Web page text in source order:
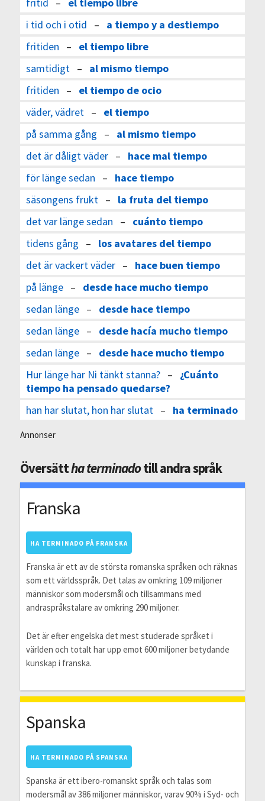
i tid och i otid – a tiempo y a destiempo
fritiden – el tiempo libre
samtidigt – al mismo tiempo
fritiden – el tiempo de ocio
väder, vädret – el tiempo
på samma gång – al mismo tiempo
det är dåligt väder– hace mal tiempo
för länge sedan – hace tiempo
säsongens frukt – la fruta del tiempo
det var länge sedan – cuánto tiempo
tidens gång – los avatares del tiempo
det är vackert väder– hace buen tiempo
på länge– desde hace mucho tiempo
sedan länge– desde hace tiempo
sedan länge– desde hacía mucho tiempo
sedan länge– desde hace mucho tiempo
Hur länge har Ni tänkt stanna?– ¿Cuánto
tiempo ha pensado quedarse?
han har slutat, hon har slutat – ha terminado
Annonser
Översättha terminadotill andra språk
Franska
HA TERMINADO PÅ FRANSKA
Franska är ett av de största romanska språken och räknas
som ett världsspråk. Det talas av omkring 109 miljoner
människor som modersmål och tillsammans med
andraspråkstalare av omkring 290 miljoner.
Det är efter engelska det mest studerade språket i
världen och totalt har upp emot 600 miljoner betydande
kunskap i franska.
Spanska
HA TERMINADO PÅ SPANSKA
Spanska är ett ibero-romanskt språk och talas som
modersmål av 386 miljoner människor, varav 90% i Syd- och